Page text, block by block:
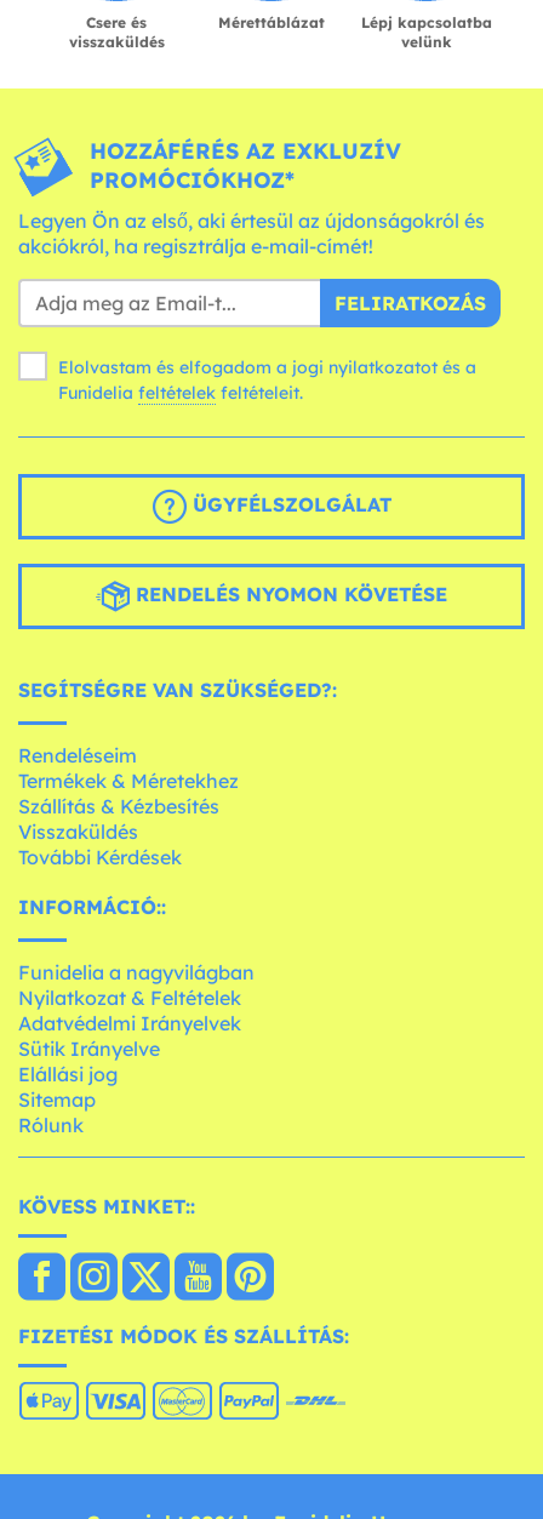
Csere és
visszaküldés
Mérettáblázat
Lépj kapcsolatba
velünk
HOZZÁFÉRÉS AZ EXKLUZÍV
PROMÓCIÓKHOZ*
Legyen Ön az első, aki értesül az újdonságokról és
akciókról, ha regisztrálja e-mail-címét!
FELIRATKOZÁS
Elolvastam és elfogadom a jogi nyilatkozatot és a
Funidelia feltételek feltételeit.
ÜGYFÉLSZOLGÁLAT
RENDELÉS NYOMON KÖVETÉSE
SEGÍTSÉGRE VAN SZÜKSÉGED?:
Rendeléseim
Termékek & Méretekhez
Szállítás & Kézbesítés
Visszaküldés
További Kérdések
INFORMÁCIÓ::
Funidelia a nagyvilágban
Nyilatkozat & Feltételek
Adatvédelmi Irányelvek
Sütik Irányelve
Elállási jog
Sitemap
Rólunk
KÖVESS MINKET::
FIZETÉSI MÓDOK ÉS SZÁLLÍTÁS: